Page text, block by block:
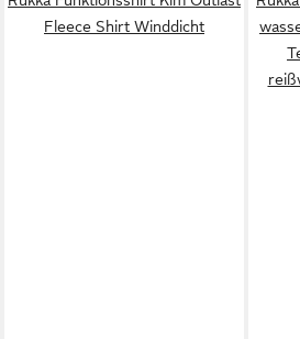
Fleece Shirt Winddicht